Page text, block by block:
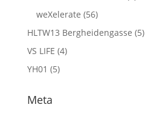
weXelerate (56)
HLTW13 Bergheidengasse (5)
VS LIFE (4)
YH01 (5)
Meta